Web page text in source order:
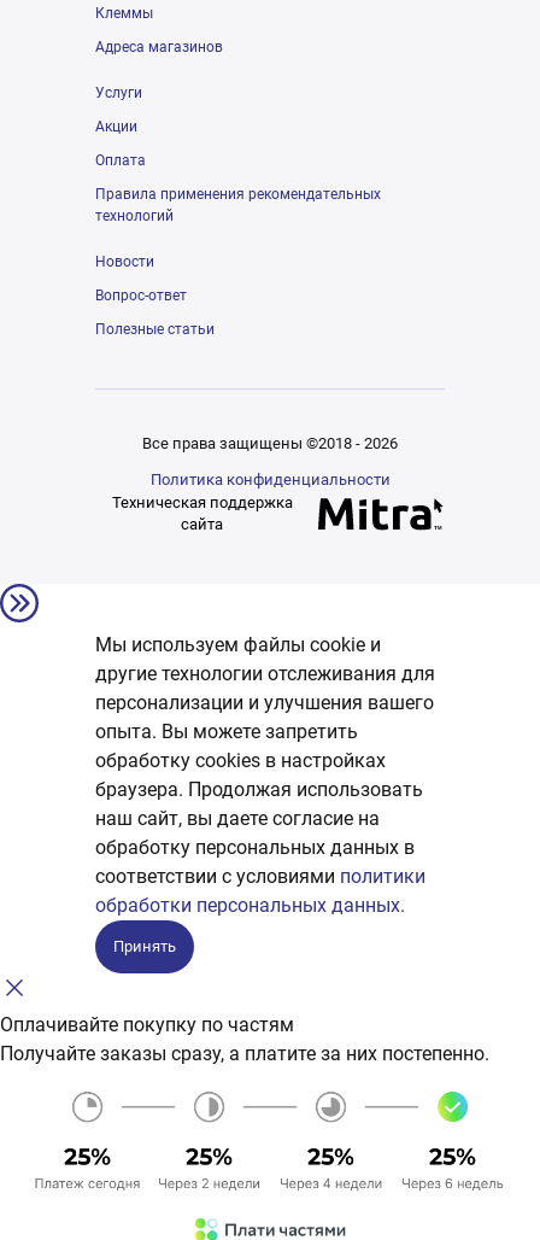
Клеммы
Адреса магазинов
Услуги
Акции
Оплата
Правила применения рекомендательных
технологий
Новости
Вопрос-ответ
Полезные статьи
Все права защищены ©2018 - 2026
Политика конфиденциальности
Техническая поддержка
сайта
Мы используем файлы cookie и
другие технологии отслеживания для
персонализации и улучшения вашего
опыта. Вы можете запретить
обработку сookies в настройках
браузера. Продолжая использовать
наш сайт, вы даете согласие на
обработку персональных данных в
соответствии с условиями политики
обработки персональных данных.
Принять
Оплачивайте покупку по частям
Получайте заказы сразу, а платите за них постепенно.